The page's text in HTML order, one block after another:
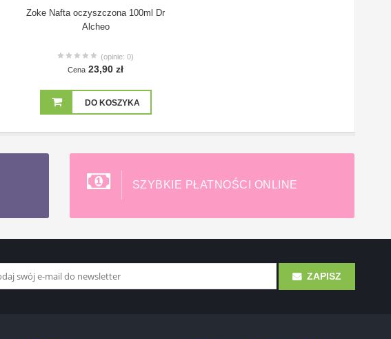
Zoke Nafta oczyszczona 100ml Dr
Alcheo
(opinie: 0)
Cena 23,90 zł
DO KOSZYKA
SZYBKIE PŁATNOŚCI ONLINE
ZAPISZ